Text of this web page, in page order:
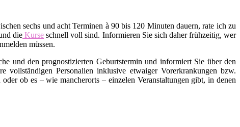
sechs und acht Terminen à 90 bis 120 Minuten dauern, rate ich zu
dieKurse schnell voll sind. Informieren Sie sich daher frühzeitig, wer
müssen.
und den prognostizierten Geburtstermin und informiert Sie über den
vollständigen Personalien inklusive etwaiger Vorerkrankungen bzw.
ob es – wie mancherorts – einzelen Veranstaltungen gibt, in denen